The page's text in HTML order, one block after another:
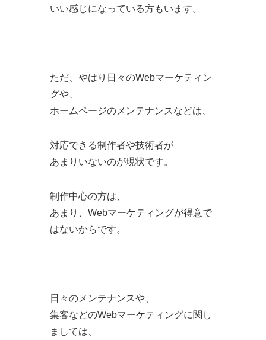
いい感じになっている方もいます。
ただ、やはり日々のWebマーケティン
グや、
ホームページのメンテナンスなどは、
対応できる制作者や技術者が
あまりいないのが現状です。
制作中心の方は、
あまり、Webマーケティングが得意で
はないからです。
日々のメンテナンスや、
集客などのWebマーケティングに関し
ましては、